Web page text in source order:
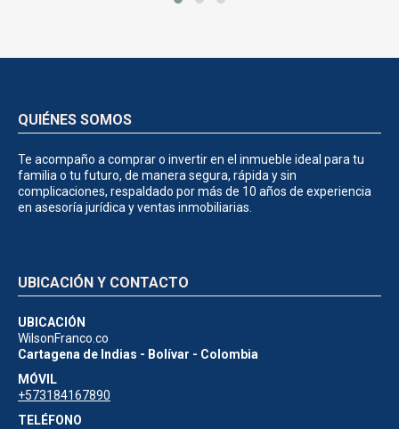
QUIÉNES SOMOS
Te acompaño a comprar o invertir en el inmueble ideal para tu
familia o tu futuro, de manera segura, rápida y sin
complicaciones, respaldado por más de 10 años de experiencia
en asesoría jurídica y ventas inmobiliarias.
UBICACIÓN Y CONTACTO
UBICACIÓN
WilsonFranco.co
Cartagena de Indias - Bolívar - Colombia
MÓVIL
+573184167890
TELÉFONO